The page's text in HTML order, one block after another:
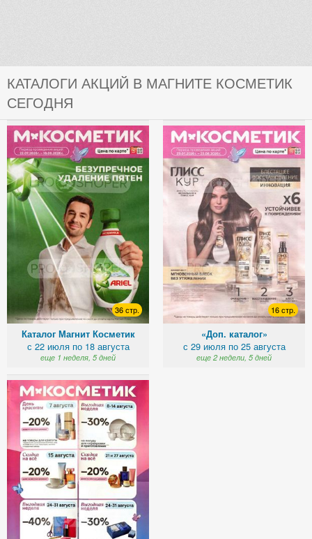
КАТАЛОГИ АКЦИЙ В МАГНИТЕ КОСМЕТИК
СЕГОДНЯ
36 стр.
Каталог Магнит Косметик
с 22 июля по 18 августа
еще 1 неделя, 5 дней
16 стр.
«Доп. каталог»
с 29 июля по 25 августа
еще 2 недели, 5 дней